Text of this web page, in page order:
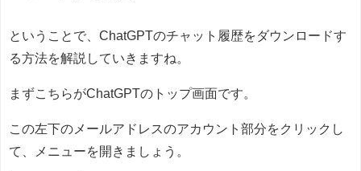
ということで、ChatGPTのチャット履歴をダウンロードす
る方法を解説していきますね。
まずこちらがChatGPTのトップ画面です。
この左下のメールアドレスのアカウント部分をクリックし
て、メニューを開きましょう。